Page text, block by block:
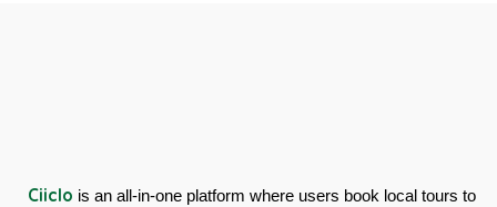
Ciiclo is an all-in-one platform where users book local tours to